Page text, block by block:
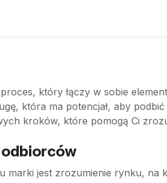
który łączy w sobie
która ma potencjał, aby
kroków, które pomogą Ci
odbiorców
marki jest zrozumienie rynku,